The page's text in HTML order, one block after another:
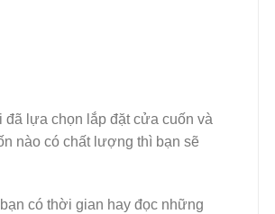
đã lựa chọn lắp đặt cửa cuốn và
nào có chất lượng thì bạn sẽ
có thời gian hay đọc những